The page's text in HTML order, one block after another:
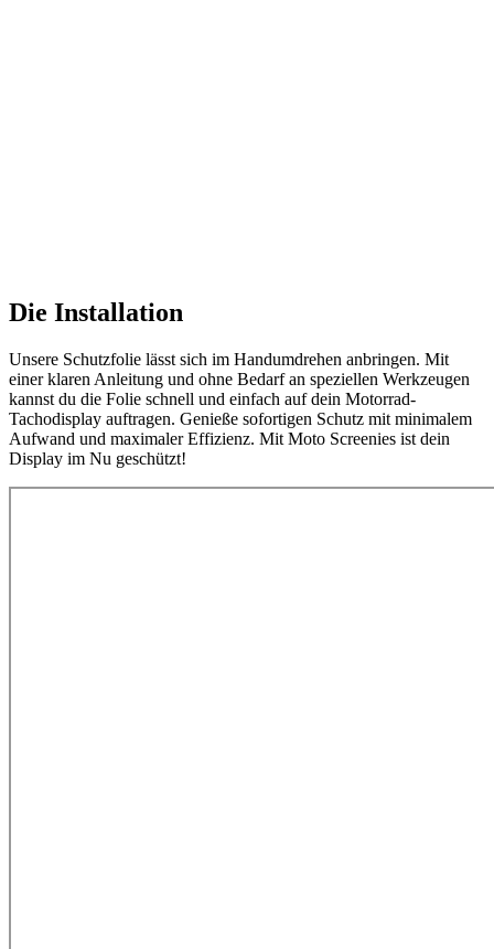
Die Installation
Unsere Schutzfolie lässt sich im Handumdrehen anbringen. Mit
einer klaren Anleitung und ohne Bedarf an speziellen Werkzeugen
kannst du die Folie schnell und einfach auf dein Motorrad-
Tachodisplay auftragen. Genieße sofortigen Schutz mit minimalem
Aufwand und maximaler Effizienz. Mit Moto Screenies ist dein
Display im Nu geschützt!